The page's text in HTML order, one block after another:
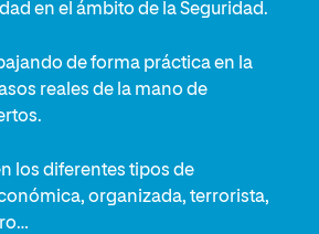
en el ámbito de la Seguridad.
de forma práctica en la
reales de la mano de
los diferentes tipos de
organizada, terrorista,